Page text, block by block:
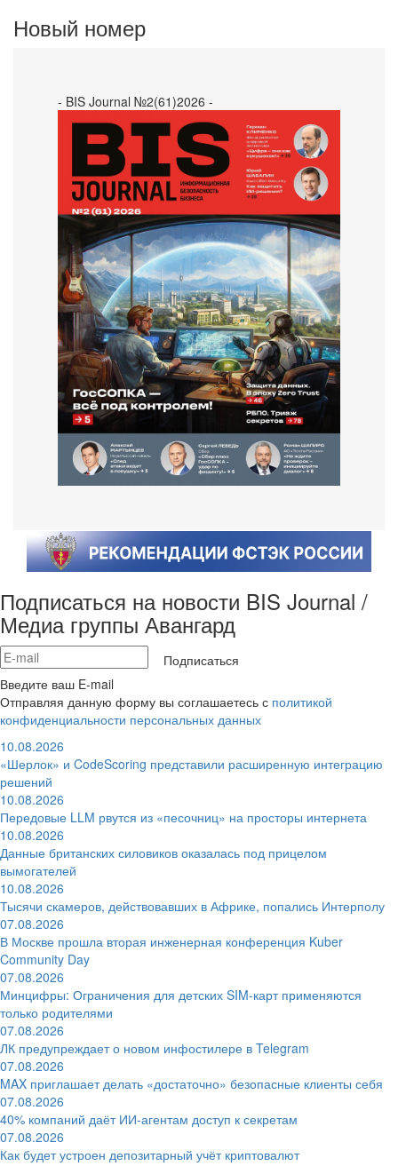
Новый номер
- BIS Journal №2(61)2026 -
Подписаться на новости BIS Journal /
Медиа группы Авангард
Подписаться
Введите ваш E-mail
Отправляя данную форму вы соглашаетесь с политикой
конфиденциальности персональных данных
10.08.2026
«Шерлок» и CodeScoring представили расширенную интеграцию
решений
10.08.2026
Передовые LLM рвутся из «песочниц» на просторы интернета
10.08.2026
Данные британских силовиков оказалась под прицелом
вымогателей
10.08.2026
Тысячи скамеров, действовавших в Африке, попались Интерполу
07.08.2026
В Москве прошла вторая инженерная конференция Kuber
Community Day
07.08.2026
Минцифры: Ограничения для детских SIM-карт применяются
только родителями
07.08.2026
ЛК предупреждает о новом инфостилере в Telegram
07.08.2026
MAX приглашает делать «достаточно» безопасные клиенты себя
07.08.2026
40% компаний даёт ИИ‑агентам доступ к секретам
07.08.2026
Как будет устроен депозитарный учёт криптовалют